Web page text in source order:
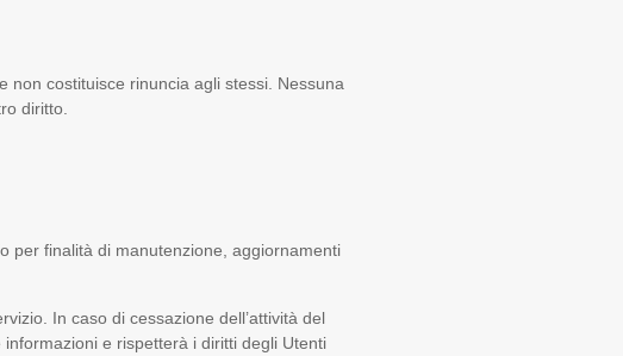
non costituisce rinuncia agli stessi. Nessuna
diritto.
per finalità di manutenzione, aggiornamenti
In caso di cessazione dell’attività del
e rispetterà i diritti degli Utenti